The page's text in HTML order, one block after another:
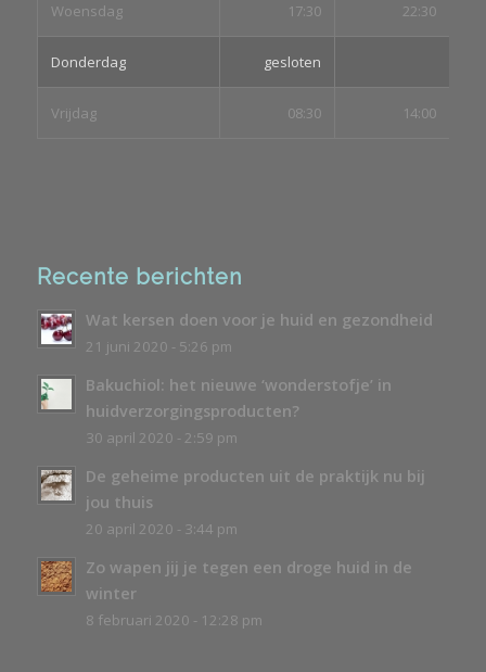
Woensdag 17:30 22:30
Donderdag gesloten
Vrijdag 08:30 14:00
Recente berichten
Wat kersen doen voor je huid en gezondheid
21 juni 2020 - 5:26 pm
Bakuchiol: het nieuwe ‘wonderstofje’ in
huidverzorgingsproducten?
30 april 2020 - 2:59 pm
De geheime producten uit de praktijk nu bij
jou thuis
20 april 2020 - 3:44 pm
Zo wapen jij je tegen een droge huid in de
winter
8 februari 2020 - 12:28 pm